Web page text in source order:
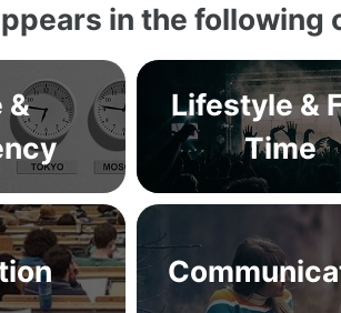
in the following
&
Lifestyle &
Time